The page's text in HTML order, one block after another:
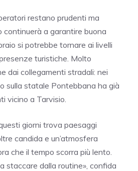
restano prudenti ma
continuerà a garantire buona
si potrebbe tornare ai livelli
turistiche. Molto
dai collegamenti stradali: nei
sulla statale Pontebbana ha già
vicino a Tarvisio.
giorni trova paesaggi
candida e un’atmosfera
che il tempo scorra più lento.
staccare dalla routine», confida